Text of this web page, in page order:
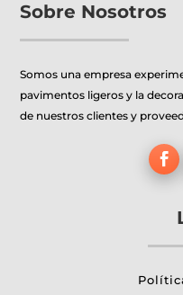
Sobre Nosotros
Somos una empresa
pavimentos ligeros y la
de nuestros clientes y